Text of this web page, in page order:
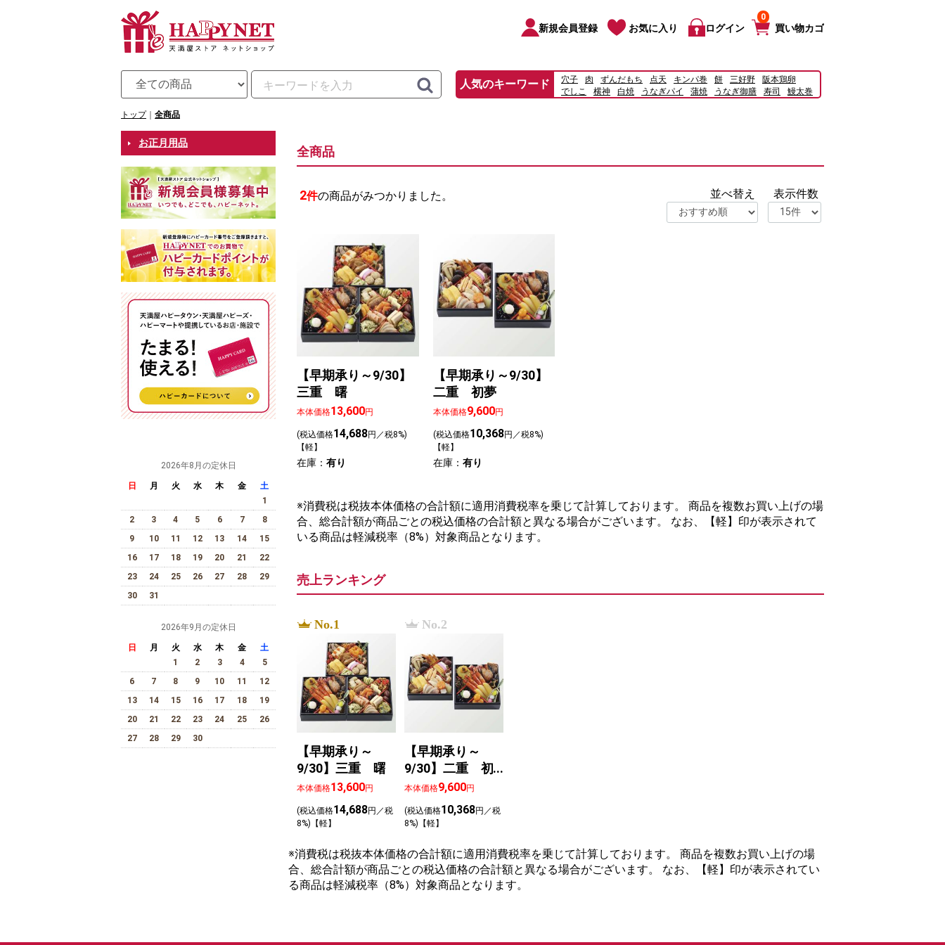
買い物カゴ
0
新規会員登録 お気に入り ログイン
人気のキーワード 穴子 肉 ずんだもち 点天 キンパ巻 餅 三好野
阪本鶏卵
でしこ
横神 白焼 うなぎパイ 蒲焼 うなぎ御膳 寿司
鰻太巻
トップ
全商品
お正月用品
2026年8月の定休日
日 月 火 水 木 金
土
1
2
3 4 5 6 7
8
9
10 11 12 13 14
15
16
17 18 19 20 21
22
23
24 25 26 27 28
29
30
31
2026年9月の定休日
日 月 火 水 木 金
土
1
2 3 4
5
6
7 8 9 10 11
12
13
14 15 16 17 18
19
20
21 22 23 24 25
26
27
28 29 30
全商品
2件の商品がみつかりました。 並べ替え 表示件数
【早期承り～9/30】
三重 曙
本体価格13,600円
(税込価格14,688円／税8%)
【軽】
在庫： 有り
【早期承り～9/30】
二重 初夢
本体価格9,600円
(税込価格10,368円／税8%)
【軽】
在庫： 有り
※消費税は税抜本体価格の合計額に適用消費税率を乗じて計算しております。 商品を複数お買い上げの場
合、総合計額が商品ごとの税込価格の合計額と異なる場合がございます。 なお、【軽】印が表示されて
いる商品は軽減税率（8%）対象商品となります。
売上ランキング
No.1
【早期承り～
9/30】三重 曙
本体価格13,600円
(税込価格14,688円／税
8%)【軽】
No.2
【早期承り～
9/30】二重 初
夢
本体価格9,600円
(税込価格10,368円／税
8%)【軽】
※消費税は税抜本体価格の合計額に適用消費税率を乗じて計算しております。 商品を複数お買い上げの場
合、総合計額が商品ごとの税込価格の合計額と異なる場合がございます。 なお、【軽】印が表示されてい
る商品は軽減税率（8%）対象商品となります。